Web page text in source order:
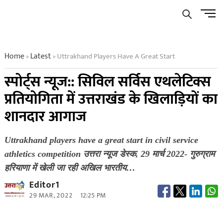
Menu
Home»Latest»Uttrakhand Players Have A Great Start
स्पोर्ट्स न्यूज:: सिविल सर्विस एथलेटिक्स
प्रतियोगिता में उत्तराखंड के खिलाड़ियों का
शानदार आगाज
Uttrakhand players have a great start in civil service
athletics competition उत्तरा न्यूज डेस्क, 29 मार्च 2022- गुरुग्राम
हरियाणा में खेली जा रही अखिल भारतीय…
Editor1
29 MAR, 2022 12:25 PM